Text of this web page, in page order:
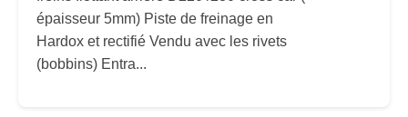
épaisseur 5mm) Piste de freinage en
Hardox et rectifié Vendu avec les rivets
(bobbins) Entra...